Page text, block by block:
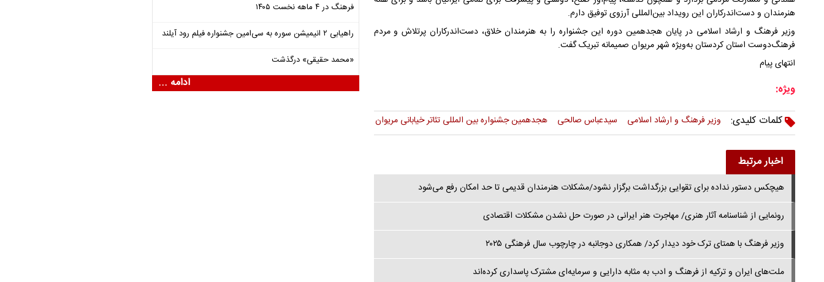
هنرمندان و دست‌اندرکاران این رویداد بین‌المللی آرزوی توفیق دارم.
وزیر فرهنگ و ارشاد اسلامی در پایان هجدهمین دوره این جشنواره را به هنرمندان خلاق، دست‌اندرکاران پرتلاش و مردم
فرهنگ‌دوست استان کردستان به‌ویژه شهر مریوان صمیمانه تبریک گفت.
انتهای پیام
ویژه:
کلمات کلیدی:
وزیر فرهنگ و ارشاد اسلامی سیدعباس صالحی هجدهمین جشنواره بین المللی تئاتر خیابانی مریوان
اخبار مرتبط
هیچکس دستور نداده برای تقوایی بزرگداشت برگزار نشود/مشکلات هنرمندان قدیمی تا حد امکان رفع می‌شود
رونمایی از شناسنامه آثار هنری/ مهاجرت هنر ایرانی در صورت حل نشدن مشکلات اقتصادی
وزیر فرهنگ با همتای ترک خود دیدار کرد/ همکاری دوجانبه در چارچوب سال فرهنگی ۲۰۲۵
ملت‌های ایران و ترکیه از فرهنگ و ادب به مثابه دارایی و سرمایه‌ای مشترک پاسداری کرده‌اند
فرهنگ در ۴ ماهه نخست ۱۴۰۵
راهیابی ۲ انیمیشن سوره به سی‌امین جشنواره فیلم رود آیلند
«محمد حقیقی» درگذشت
ادامه ...